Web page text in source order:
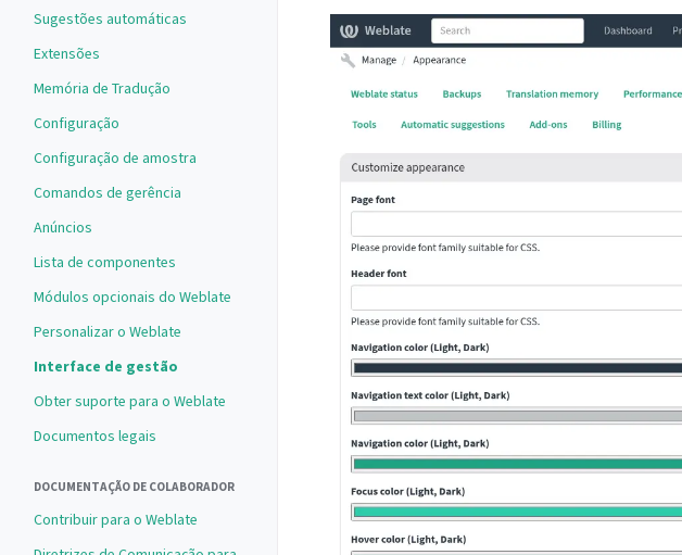
Sugestões automáticas
Extensões
Memória de Tradução
Configuração
Configuração de amostra
Comandos de gerência
Anúncios
Lista de componentes
Módulos opcionais do Weblate
Personalizar o Weblate
Interface de gestão
Obter suporte para o Weblate
Documentos legais
DOCUMENTAÇÃO DE COLABORADOR
Contribuir para o Weblate